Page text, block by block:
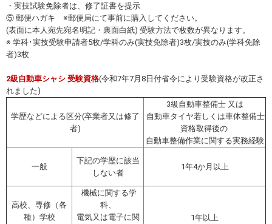
・実技試験免除者は、修了証書を提示
⑤ 郵便ハガキ ※郵便局にて事前に購入してください。
(表面に本人宛先宛名明記・裏面白紙) 受験方法で枚数が異なります。
※ 学科･実技受験申請者5枚/学科のみ(実技免除者)3枚/実技のみ(学科免除
者)3枚
2級自動車シャシ 受験資格(令和7年7月8日付省令により受験資格が改正さ
れました)
学歴などによる区分(卒業者又は修了
者)
3級自動車整備士 又は
自動車タイヤ若しくは車体整備士
資格取得後の
自動車整備作業に関する実務経験
一般
下記の学歴に該当
しない者
1年4か月以上
高校、専修（各
種）学校
機械に関する学
科、
電気又は電子に関
1年以上